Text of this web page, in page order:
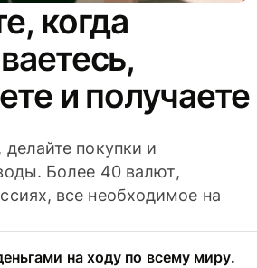
когда
и получаете
покупки и
Более 40 валют,
все необходимое на
на ходу по всему миру.